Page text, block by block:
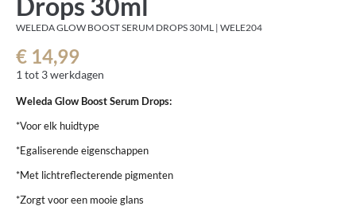
WELEDA GLOW BOOST SERUM DROPS 30ML | WELE204
€ 14,99
1 tot 3 werkdagen
Weleda Glow Boost Serum Drops:
*Voor elk huidtype
*Egaliserende eigenschappen
*Met lichtreflecterende pigmenten
*Zorgt voor een mooie glans